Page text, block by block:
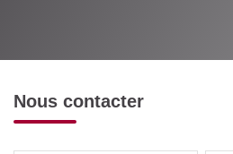
Nous contacter